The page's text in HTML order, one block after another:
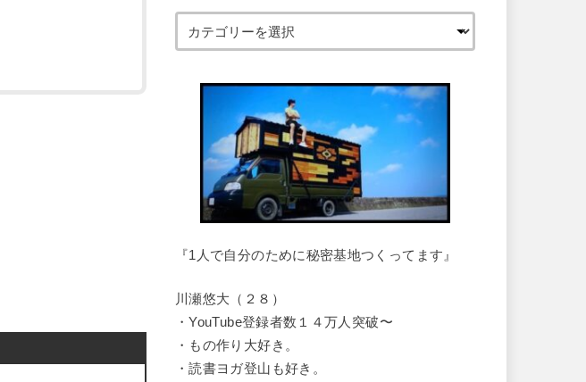
『1人で自分のために秘密基地つくってます』
川瀬悠大（２８）
・YouTube登録者数１４万人突破〜
・もの作り大好き。
・読書ヨガ登山も好き。